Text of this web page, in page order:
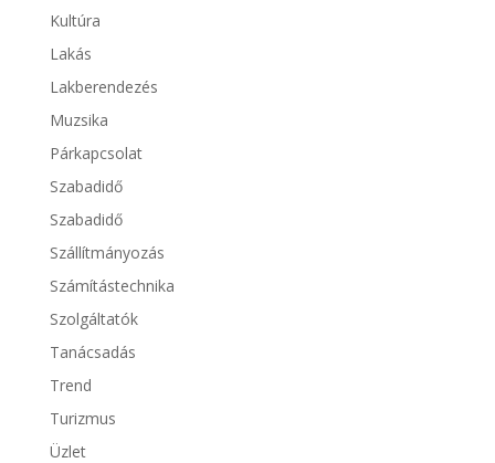
Kultúra
Lakás
Lakberendezés
Muzsika
Párkapcsolat
Szabadidő
Szabadidő
Szállítmányozás
Számítástechnika
Szolgáltatók
Tanácsadás
Trend
Turizmus
Üzlet